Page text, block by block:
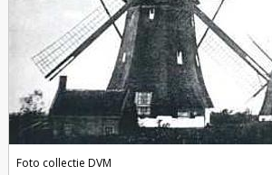
Foto collectie DVM